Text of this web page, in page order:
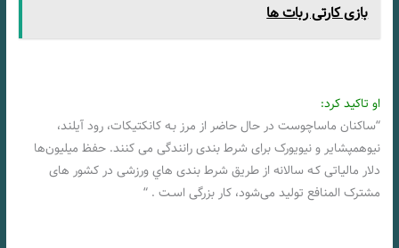
بازی کارتی ربات ها
او تاکید کرد:
“ساکنان ماساچوست در حال حاضر از مرز بـه کانکتیکات، رود آیلند،
نیوهمپشایر و نیویورک برای شرط بندی رانندگی می کنند. حفظ میلیون‌ها
دلار مالیاتی کـه سالانه از طریق شرط بندی هاي‌ ورزشی در کشور های
مشترک المنافع تولید می‌شود، کار بزرگی اسـت . “